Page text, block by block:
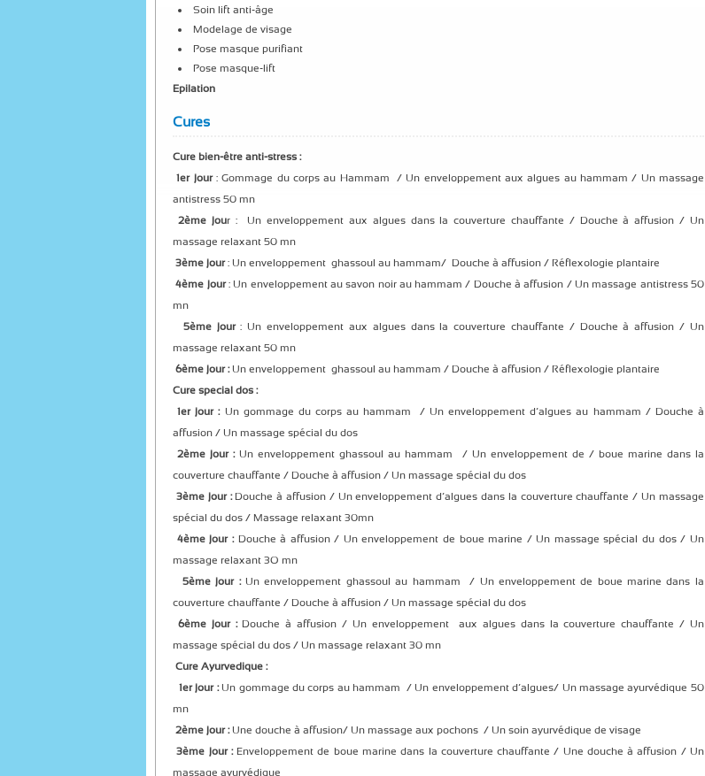
Soin lift anti-âge
Modelage de visage
Pose masque purifiant
Pose masque-lift
Epilation
Cures
Cure bien-être anti-stress :
1er jour: Gommage du corps au Hammam / Un enveloppement aux algues au hammam / Un massage
antistress 50 mn
2ème jour : Un enveloppement aux algues dans la couverture chauffante / Douche à affusion / Un
massage relaxant 50 mn
3ème jour: Un enveloppement ghassoul au hammam/ Douche à affusion / Réflexologie plantaire
4ème jour: Un enveloppement au savon noir au hammam / Douche à affusion / Un massage antistress 50
mn
5ème jour: Un enveloppement aux algues dans la couverture chauffante / Douche à affusion / Un
massage relaxant 50 mn
6ème jour :Un enveloppement ghassoul au hammam / Douche à affusion / Réflexologie plantaire
Cure special dos :
1er jour : Un gommage du corps au hammam / Un enveloppement d’algues au hammam / Douche à
affusion / Un massage spécial du dos
2ème jour :Un enveloppement ghassoul au hammam / Un enveloppement de / boue marine dans la
couverture chauffante / Douche à affusion / Un massage spécial du dos
3ème jour :Douche à affusion / Un enveloppement d’algues dans la couverture chauffante / Un massage
spécial du dos / Massage relaxant 30mn
4ème jour : Douche à affusion / Un enveloppement de boue marine / Un massage spécial du dos / Un
massage relaxant 3O mn
5ème jour :Un enveloppement ghassoul au hammam / Un enveloppement de boue marine dans la
couverture chauffante / Douche à affusion / Un massage spécial du dos
6ème jour :Douche à affusion / Un enveloppement aux algues dans la couverture chauffante / Un
massage spécial du dos / Un massage relaxant 30 mn
Cure Ayurvedique :
1er jour :Un gommage du corps au hammam / Un enveloppement d’algues/ Un massage ayurvédique 50
mn
2ème jour :Une douche à affusion/ Un massage aux pochons / Un soin ayurvédique de visage
3ème jour :Enveloppement de boue marine dans la couverture chauffante / Une douche à affusion / Un
massage ayurvédique